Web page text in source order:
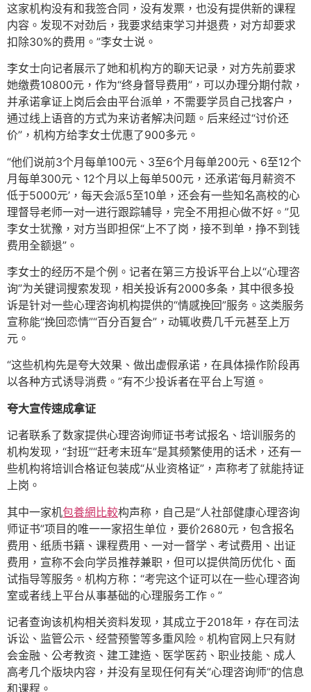
这家机构没有和我签合同，没有发票，也没有提供新的课程
内容。发现不对劲后，我要求结束学习并退费，对方却要求
扣除30%的费用。”李女士说。
李女士向记者展示了她和机构方的聊天记录，对方先前要求
她缴费10800元，作为“终身督导费用”，可以办理分期付款，
并承诺拿证上岗后会由平台派单，不需要学员自己找客户，
通过线上语音的方式为来访者解决问题。后来经过“讨价还
价”，机构方给李女士优惠了900多元。
“他们说前3个月每单100元、3至6个月每单200元、6至12个
月每单300元、12个月以上每单500元，还承诺‘每月薪资不
低于5000元’，每天会派5至10单，还会有一些知名高校的心
理督导老师一对一进行跟踪辅导，完全不用担心做不好。”见
李女士犹豫，对方当即担保“上不了岗，接不到单，挣不到钱
费用全额退”。
李女士的经历不是个例。记者在第三方投诉平台上以“心理咨
询”为关键词搜索发现，相关投诉有2000多条，其中很多投
诉是针对一些心理咨询机构提供的“情感挽回”服务。这类服务
宣称能“挽回恋情”“百分百复合”，动辄收费几千元甚至上万
元。
“这些机构先是夸大效果、做出虚假承诺，在具体操作阶段再
以各种方式诱导消费。”有不少投诉者在平台上写道。
夸大宣传速成拿证
记者联系了数家提供心理咨询师证书考试报名、培训服务的
机构发现，“封班”“赶考末班车”是其频繁使用的话术，还有一
些机构将培训合格证包装成“从业资格证”，声称考了就能持证
上岗。
其中一家机包養網比較构声称，自己是“人社部健康心理咨询
师证书”项目的唯一一家招生单位，要价2680元，包含报名
费用、纸质书籍、课程费用、一对一督学、考试费用、出证
费用，宣称不会向学员推荐兼职，但可以提供简历优化、面
试指导等服务。机构方称：“考完这个证可以在一些心理咨询
室或者线上平台从事基础的心理服务工作。”
记者查询该机构相关资料发现，其成立于2018年，存在司法
诉讼、监管公示、经营预警等多重风险。机构官网上只有财
会金融、公考教资、建工建造、医学医药、职业技能、成人
高考几个版块内容，并没有呈现任何有关“心理咨询师”的信息
和课程。